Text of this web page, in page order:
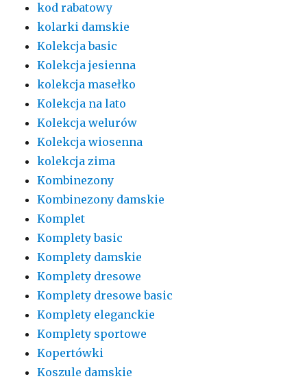
kod rabatowy
kolarki damskie
Kolekcja basic
Kolekcja jesienna
kolekcja masełko
Kolekcja na lato
Kolekcja welurów
Kolekcja wiosenna
kolekcja zima
Kombinezony
Kombinezony damskie
Komplet
Komplety basic
Komplety damskie
Komplety dresowe
Komplety dresowe basic
Komplety eleganckie
Komplety sportowe
Kopertówki
Koszule damskie